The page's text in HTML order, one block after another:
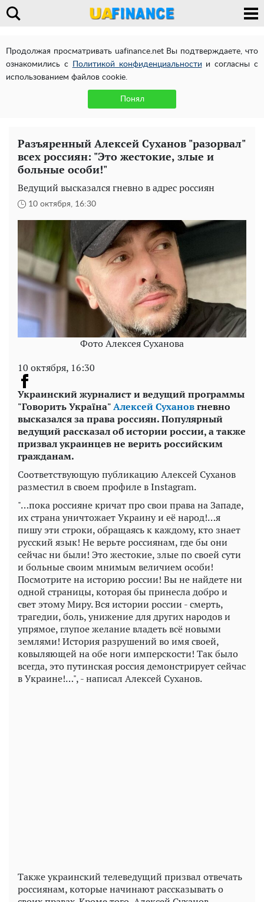
Продолжая просматривать uafinance.net Вы подтверждаете, что
ознакомились с
Политикой конфиденциальности и согласны с
использованием файлов cookie.
Понял
Разъяренный Алексей Суханов "разорвал"
всех россиян: "Это жестокие, злые и
больные особи!"
Ведущий высказался гневно в адрес россиян
10 октября, 16:30
Фото Алексея Суханова
10 октября, 16:30
Украинский журналист и ведущий программы
"ГоворитьУкраїна"Алексей Сухановгневно
высказался за права россиян. Популярный
ведущий рассказал об истории россии, а также
призвал украинцев не верить российским
гражданам.
Соответствующую публикацию Алексей Суханов
разместил в своем профиле в Instagram.
"…пока россияне кричат про свои права на Западе,
их страна уничтожает Украину и её народ!…я
пишу эти строки, обращаясь к каждому, кто знает
русский язык! Не верьте россиянам, где бы они
сейчас ни были! Это жестокие, злые по своей сути
и больные своим мнимым величием особи!
Посмотрите на историю россии! Вы не найдете ни
одной страницы, которая бы принесла добро и
свет этому Миру. Вся истории россии - смерть,
трагедии, боль, унижение для других народов и
упрямое, глупое желание владеть всё новыми
землями! История разрушений во имя своей,
ковыляющей на обе ноги имперскости! Так было
всегда, это путинская россия демонстрирует сейчас
в Украине!…", - написал Алексей Суханов.
Также украинский телеведущий призвал отвечать
россиянам, которые начинают рассказывать о